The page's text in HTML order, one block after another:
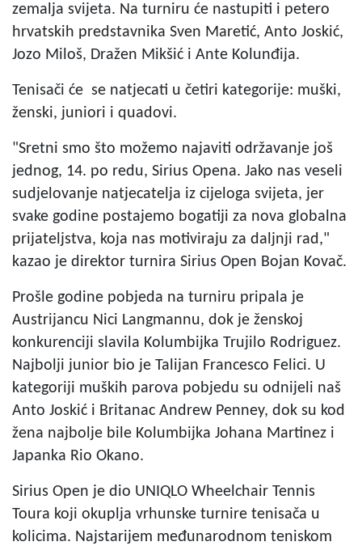
zemalja svijeta. Na turniru će nastupiti i petero
hrvatskih predstavnika Sven Maretić, Anto Joskić,
Jozo Miloš, Dražen Mikšić i Ante Kolunđija.
Tenisači će se natjecati u četiri kategorije: muški,
ženski, juniori i quadovi.
"Sretni smo što možemo najaviti održavanje još
jednog, 14. po redu, Sirius Opena. Jako nas veseli
sudjelovanje natjecatelja iz cijeloga svijeta, jer
svake godine postajemo bogatiji za nova globalna
prijateljstva, koja nas motiviraju za daljnji rad,"
kazao je direktor turnira Sirius Open Bojan Kovač.
Prošle godine pobjeda na turniru pripala je
Austrijancu Nici Langmannu, dok je ženskoj
konkurenciji slavila Kolumbijka Trujilo Rodriguez.
Najbolji junior bio je Talijan Francesco Felici. U
kategoriji muških parova pobjedu su odnijeli naš
Anto Joskić i Britanac Andrew Penney, dok su kod
žena najbolje bile Kolumbijka Johana Martinez i
Japanka Rio Okano.
Sirius Open je dio UNIQLO Wheelchair Tennis
Toura koji okuplja vrhunske turnire tenisača u
kolicima. Najstarijem međunarodnom teniskom